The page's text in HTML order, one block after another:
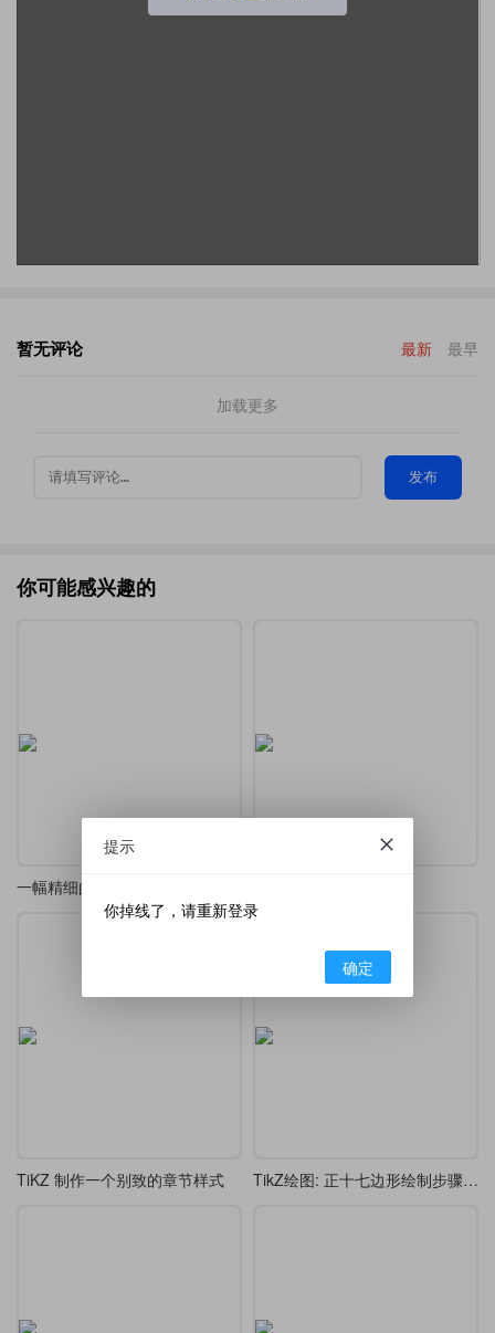
暂无评论 最新 最早
加载更多
发布
你可能感兴趣的
TiKZ 制作一个别致的章节样式 TikZ绘图: 正十七边形绘制步骤图(基于高斯的正十七边形证明)
提示
你掉线了，请重新登录
确定